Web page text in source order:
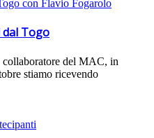
Togo
del MAC, in
stiamo ricevendo